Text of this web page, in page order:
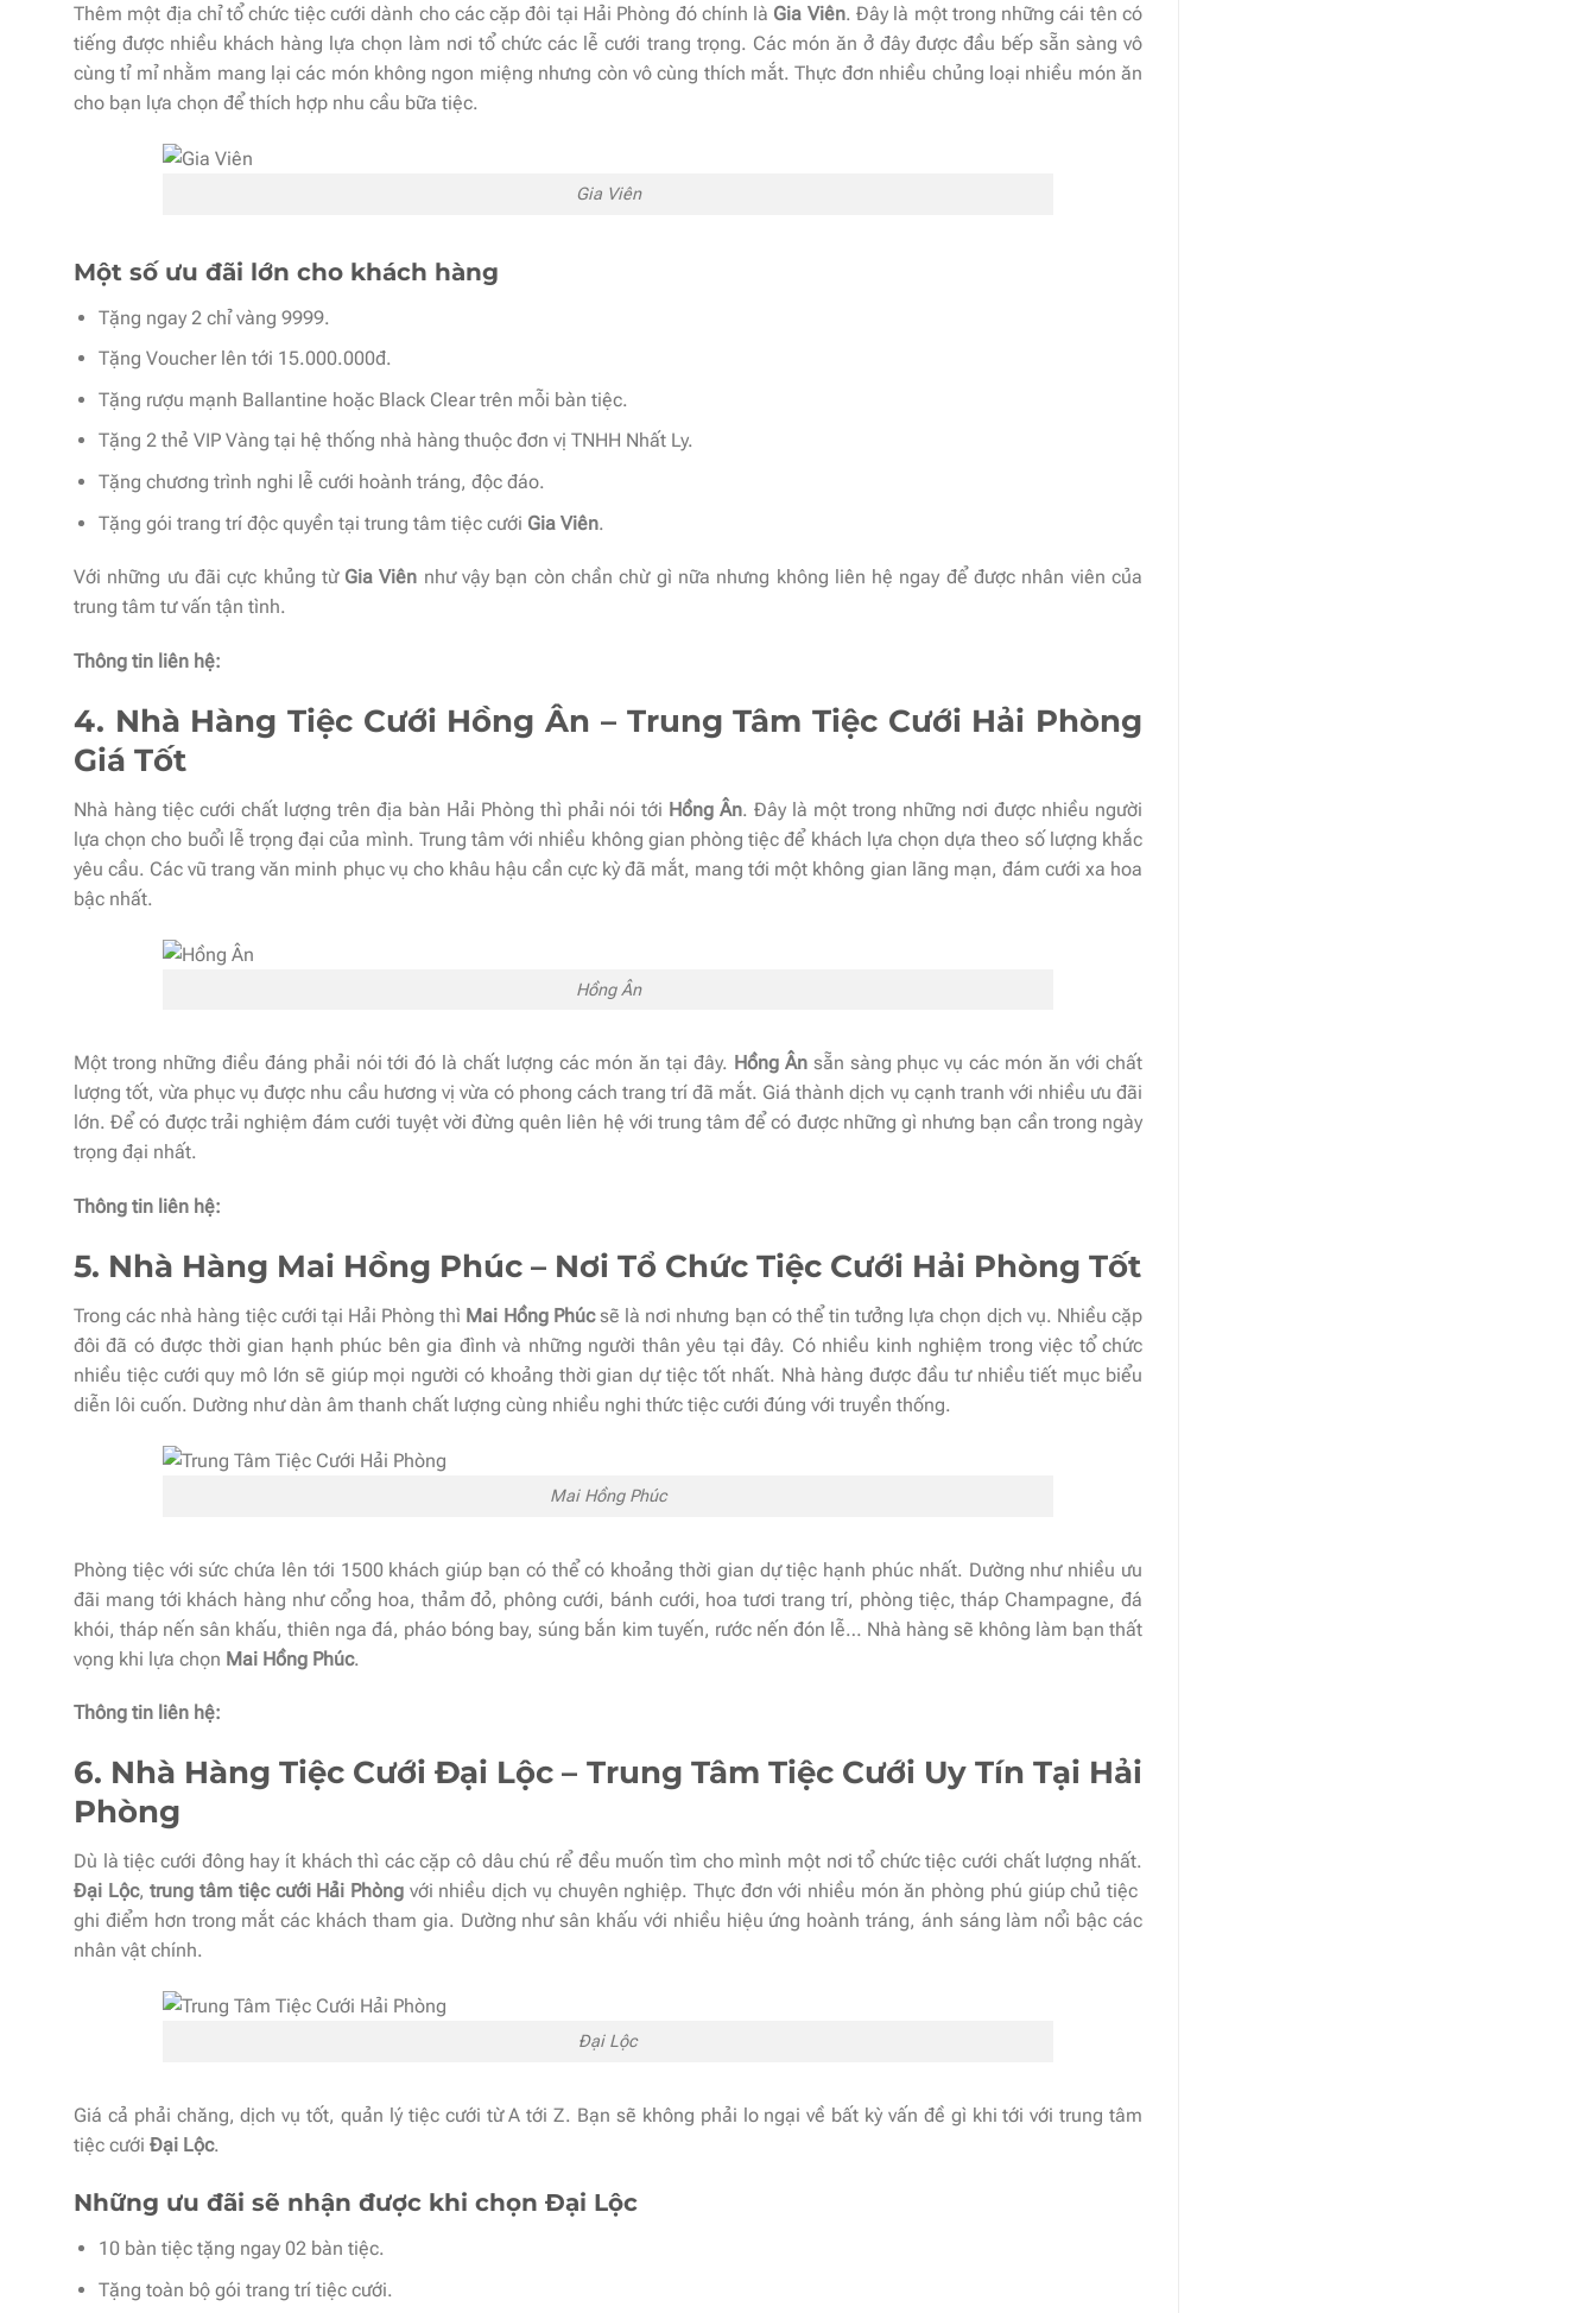
Thêm một địa chỉ tổ chức tiệc cưới dành cho các cặp đôi tại Hải Phòng đó chính là Gia Viên. Đây là một trong những cái tên có
tiếng được nhiều khách hàng lựa chọn làm nơi tổ chức các lễ cưới trang trọng. Các món ăn ở đây được đầu bếp sẵn sàng vô
cùng tỉ mỉ nhằm mang lại các món không ngon miệng nhưng còn vô cùng thích mắt. Thực đơn nhiều chủng loại nhiều món ăn
cho bạn lựa chọn để thích hợp nhu cầu bữa tiệc.
Gia Viên
Một số ưu đãi lớn cho khách hàng
Tặng ngay 2 chỉ vàng 9999.
Tặng Voucher lên tới 15.000.000đ.
Tặng rượu mạnh Ballantine hoặc Black Clear trên mỗi bàn tiệc.
Tặng 2 thẻ VIP Vàng tại hệ thống nhà hàng thuộc đơn vị TNHH Nhất Ly.
Tặng chương trình nghi lễ cưới hoành tráng, độc đáo.
Tặng gói trang trí độc quyền tại trung tâm tiệc cưới Gia Viên.
Với những ưu đãi cực khủng từ Gia Viên như vậy bạn còn chần chừ gì nữa nhưng không liên hệ ngay để được nhân viên của
trung tâm tư vấn tận tình.
Thông tin liên hệ:
4. Nhà Hàng Tiệc Cưới Hồng Ân – Trung Tâm Tiệc Cưới Hải Phòng
Giá Tốt
Nhà hàng tiệc cưới chất lượng trên địa bàn Hải Phòng thì phải nói tới Hồng Ân. Đây là một trong những nơi được nhiều người
lựa chọn cho buổi lễ trọng đại của mình. Trung tâm với nhiều không gian phòng tiệc để khách lựa chọn dựa theo số lượng khắc
yêu cầu. Các vũ trang văn minh phục vụ cho khâu hậu cần cực kỳ đã mắt, mang tới một không gian lãng mạn, đám cưới xa hoa
bậc nhất.
Hồng Ân
Một trong những điều đáng phải nói tới đó là chất lượng các món ăn tại đây. Hồng Ânsẵn sàng phục vụ các món ăn với chất
lượng tốt, vừa phục vụ được nhu cầu hương vị vừa có phong cách trang trí đã mắt. Giá thành dịch vụ cạnh tranh với nhiều ưu đãi
lớn. Để có được trải nghiệm đám cưới tuyệt vời đừng quên liên hệ với trung tâm để có được những gì nhưng bạn cần trong ngày
trọng đại nhất.
Thông tin liên hệ:
5. Nhà Hàng Mai Hồng Phúc – Nơi Tổ Chức Tiệc Cưới Hải Phòng Tốt
Trong các nhà hàng tiệc cưới tại Hải Phòng thì Mai Hồng Phúcsẽ là nơi nhưng bạn có thể tin tưởng lựa chọn dịch vụ. Nhiều cặp
đôi đã có được thời gian hạnh phúc bên gia đình và những người thân yêu tại đây. Có nhiều kinh nghiệm trong việc tổ chức
nhiều tiệc cưới quy mô lớn sẽ giúp mọi người có khoảng thời gian dự tiệc tốt nhất. Nhà hàng được đầu tư nhiều tiết mục biểu
diễn lôi cuốn. Dường như dàn âm thanh chất lượng cùng nhiều nghi thức tiệc cưới đúng với truyền thống.
Mai Hồng Phúc
Phòng tiệc với sức chứa lên tới 1500 khách giúp bạn có thể có khoảng thời gian dự tiệc hạnh phúc nhất. Dường như nhiều ưu
đãi mang tới khách hàng như cổng hoa, thảm đỏ, phông cưới, bánh cưới, hoa tươi trang trí, phòng tiệc, tháp Champagne, đá
khói, tháp nến sân khấu, thiên nga đá, pháo bóng bay, súng bắn kim tuyến, rước nến đón lễ… Nhà hàng sẽ không làm bạn thất
vọng khi lựa chọn Mai Hồng Phúc.
Thông tin liên hệ:
6. Nhà Hàng Tiệc Cưới Đại Lộc – Trung Tâm Tiệc Cưới Uy Tín Tại Hải
Phòng
Dù là tiệc cưới đông hay ít khách thì các cặp cô dâu chú rể đều muốn tìm cho mình một nơi tổ chức tiệc cưới chất lượng nhất.
Đại Lộc,trung tâm tiệc cưới Hải Phòngvới nhiều dịch vụ chuyên nghiệp. Thực đơn với nhiều món ăn phòng phú giúp chủ tiệc
ghi điểm hơn trong mắt các khách tham gia. Dường như sân khấu với nhiều hiệu ứng hoành tráng, ánh sáng làm nổi bậc các
nhân vật chính.
Đại Lộc
Giá cả phải chăng, dịch vụ tốt, quản lý tiệc cưới từ A tới Z. Bạn sẽ không phải lo ngại về bất kỳ vấn đề gì khi tới với trung tâm
tiệc cưới Đại Lộc.
Những ưu đãi sẽ nhận được khi chọn Đại Lộc
10 bàn tiệc tặng ngay 02 bàn tiệc.
Tặng toàn bộ gói trang trí tiệc cưới.